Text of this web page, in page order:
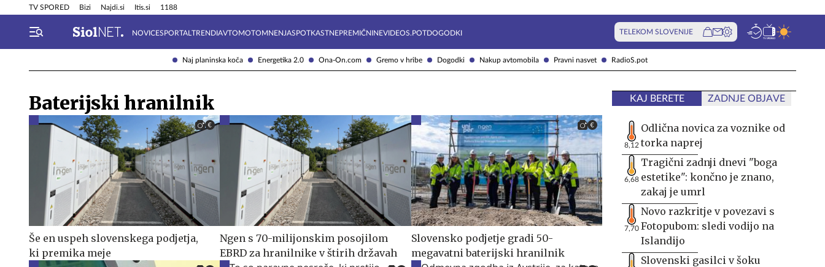
Naj planinska koča Energetika 2.0 Ona-On.com Gremo v hribe Dogodki Nakup avtomobila Pravni nasvet RadioS.pot
TV SPORED Bizi Najdi.si Itis.si 1188
NOVICESPORTAL TRENDIAVTOMOTOMNENJASPOTKASTNEPREMIČNINEVIDEOS.POTDOGODKI TELEKOM SLOVENIJE
Info in obvestila Tehnik
Baterijski hranilnik
Še en uspeh slovenskega podjetja,
ki premika meje
Ngen s 70-milijonskim posojilom
EBRD za hranilnike v štirih državah
Slovensko podjetje gradi 50-
megavatni baterijski hranilnik
KAJ BERETE ZADNJE OBJAVE
8,12
Odlična novica za voznike od
torka naprej
6,68
Tragični zadnji dnevi "boga
estetike": končno je znano,
zakaj je umrl
7,70
Novo razkritje v povezavi s
Fotopubom: sledi vodijo na
Islandijo
Slovenski gasilci v šoku